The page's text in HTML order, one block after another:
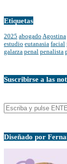
Etiquetas
2025 abogado Agostina
estudio eutanasia facial
galarza penal penalista
Suscribirse a las
Diseñado por